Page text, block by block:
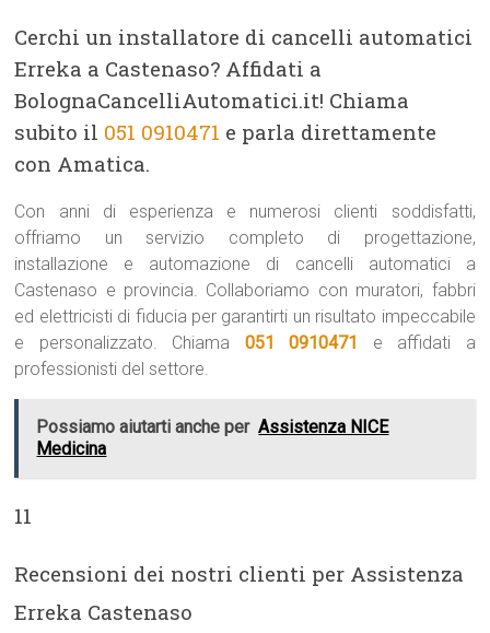
Cerchi un installatore di cancelli automatici
Erreka a Castenaso? Affidati a
BolognaCancelliAutomatici.it! Chiama
subito il 051 0910471 e parla direttamente
con Amatica.
Con anni di esperienza e numerosi clienti soddisfatti,
offriamo un servizio completo di progettazione,
installazione e automazione di cancelli automatici a
Castenaso e provincia. Collaboriamo con muratori, fabbri
ed elettricisti di fiducia per garantirti un risultato impeccabile
e personalizzato. Chiama 051 0910471
e affidati a
professionisti del settore.
Possiamo aiutarti anche per Assistenza NICE
Medicina
11
Recensioni dei nostri clienti per Assistenza
Erreka Castenaso